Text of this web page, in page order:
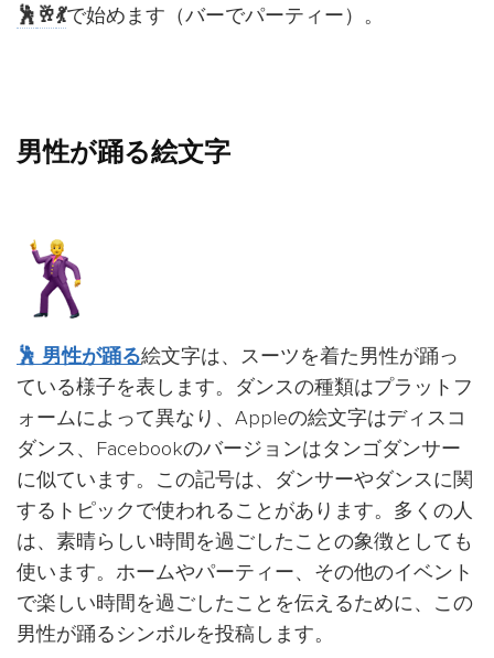
🕺 🥂💃で始めます（バーでパーティー）。
男性が踊る絵文字
🕺 男性が踊る絵文字は、スーツを着た男性が踊っ
ている様子を表します。ダンスの種類はプラットフ
ォームによって異なり、Appleの絵文字はディスコ
ダンス、Facebookのバージョンはタンゴダンサー
に似ています。この記号は、ダンサーやダンスに関
するトピックで使われることがあります。多くの人
は、素晴らしい時間を過ごしたことの象徴としても
使います。ホームやパーティー、その他のイベント
で楽しい時間を過ごしたことを伝えるために、この
男性が踊るシンボルを投稿します。